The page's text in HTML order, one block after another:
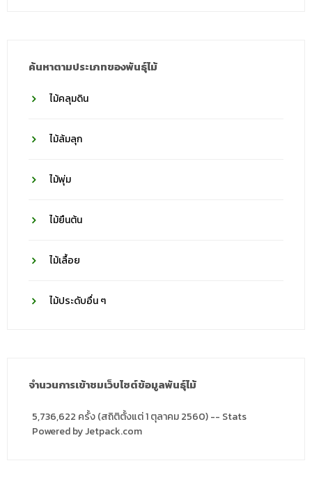
ค้นหาตามประเภทของพันธุ์ไม้
ไม้คลุมดิน
ไม้ล้มลุก
ไม้พุ่ม
ไม้ยืนต้น
ไม้เลื้อย
ไม้ประดับอื่น ๆ
จำนวนการเข้าชมเว็บไซต์ข้อมูลพันธุ์ไม้
5,736,622 ครั้ง (สถิติตั้งแต่ 1 ตุลาคม 2560) -- Stats
Powered by Jetpack.com